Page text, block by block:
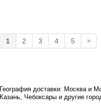
1 2 3 4 5
География доставки: Москва и
Казань, Чебоксары и другие